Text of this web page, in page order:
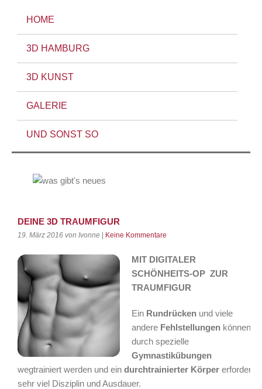
HOME
3D HAMBURG
3D KUNST
GALERIE
UND SONST SO
DEINE 3D TRAUMFIGUR
19. März 2016 von Ivonne Keine Kommentare
MIT DIGITALER
SCHÖNHEITS-OP ZUR
TRAUMFIGUR
Ein Rundrücken und viele
andere Fehlstellungen können
durch spezielle
Gymnastikübungen
wegtrainiert werden und eindurchtrainierter Körper erfordert
sehr viel Disziplin und Ausdauer.